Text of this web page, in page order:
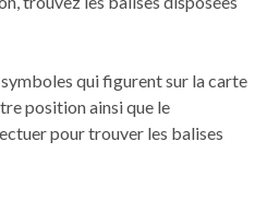
qui figurent sur la carte
position ainsi que le
pour trouver les balises